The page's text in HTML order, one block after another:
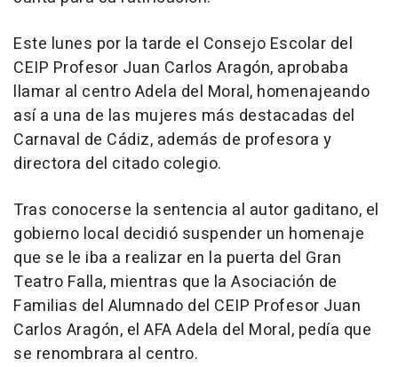
Este lunes por la tarde el Consejo Escolar del
CEIP Profesor Juan Carlos Aragón, aprobaba
llamar al centro Adela del Moral, homenajeando
así a una de las mujeres más destacadas del
Carnaval de Cádiz, además de profesora y
directora del citado colegio.
Tras conocerse la sentencia al autor gaditano, el
gobierno local decidió suspender un homenaje
que se le iba a realizar en la puerta del Gran
Teatro Falla, mientras que la Asociación de
Familias del Alumnado del CEIP Profesor Juan
Carlos Aragón, el AFA Adela del Moral, pedía que
se renombrara al centro.